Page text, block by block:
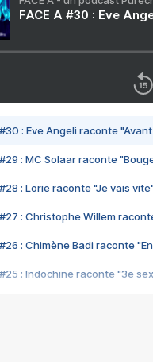
FACE A #30 : Eve
#30 : Eve Angeli raconte
#29 : MC Solaar raconte
#28 : Lorie raconte "Je vais vite"
#27 : Christophe Willem
#26 : Chimène Badi raconte
#25 : Indochine raconte "3e